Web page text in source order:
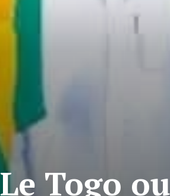
Le Togo